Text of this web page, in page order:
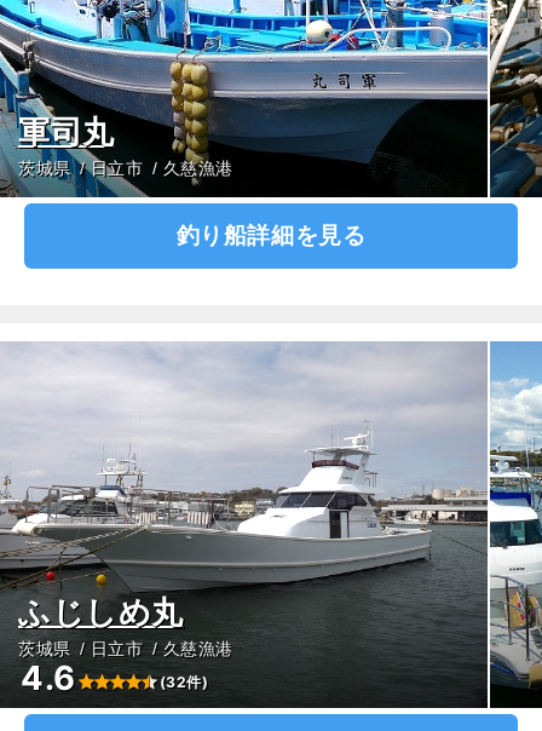
軍司丸
茨城県 日立市 久慈漁港
釣り船詳細を見る
ふじしめ丸
茨城県 日立市 久慈漁港
4.6 (32件)